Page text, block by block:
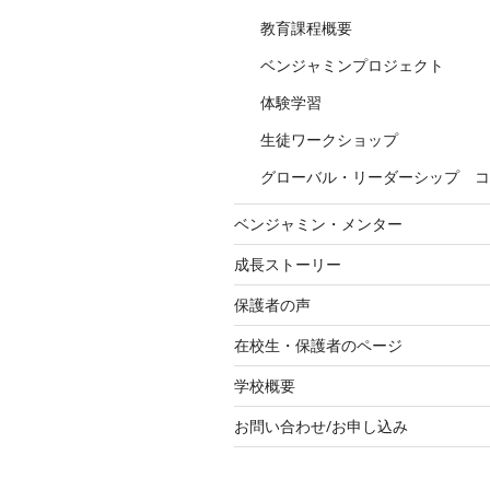
教育課程概要
ベンジャミンプロジェクト
体験学習
生徒ワークショップ
グローバル・リーダーシップ
ベンジャミン・メンター
成長ストーリー
保護者の声
在校生・保護者のページ
学校概要
お問い合わせ/お申し込み